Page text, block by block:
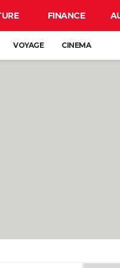
FINANCE
VOYAGE CINEMA